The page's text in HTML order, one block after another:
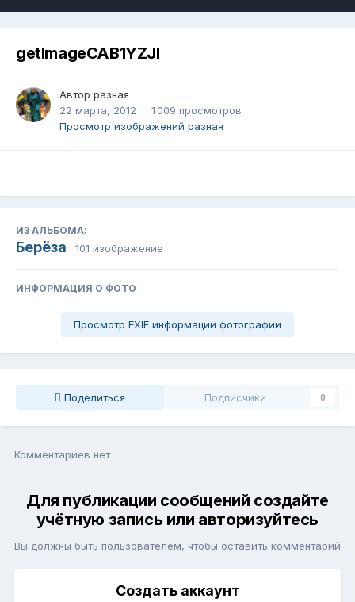
getImageCAB1YZJI
Автор разная
22 марта, 2012
1 009 просмотров
Просмотр изображений разная
ИЗ АЛЬБОМА:
Берёза · 101 изображение
ИНФОРМАЦИЯ О ФОТО
Просмотр EXIF информации фотографии
Поделиться Подписчики 0
Комментариев нет
Для публикации сообщений создайте
учётную запись или авторизуйтесь
Вы должны быть пользователем, чтобы оставить комментарий
Создать аккаунт